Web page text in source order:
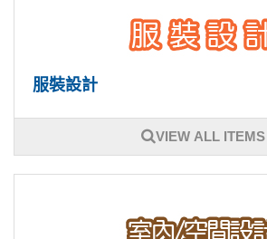
服裝設計
VIEW ALL ITEMS